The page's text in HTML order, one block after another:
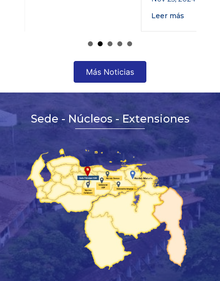
Leer más
Más Noticias
Sede - Núcleos - Extensiones